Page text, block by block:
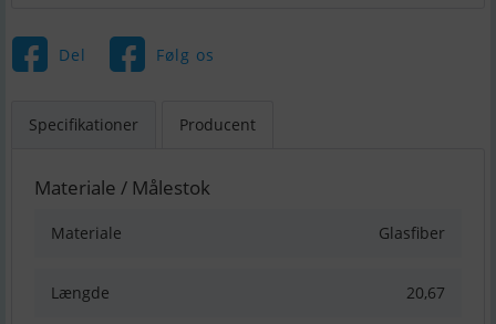
Del Følg os
Specifikationer Producent
Materiale / Målestok
Materiale Glasfiber
Længde 20,67